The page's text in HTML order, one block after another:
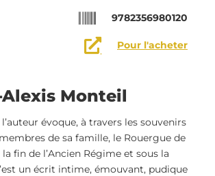
9782356980120
Pour l'acheter
Monteil
évoque, à travers les souvenirs
de sa famille, le Rouergue de
la fin de l’Ancien Régime et sous la
un écrit intime, émouvant, pudique